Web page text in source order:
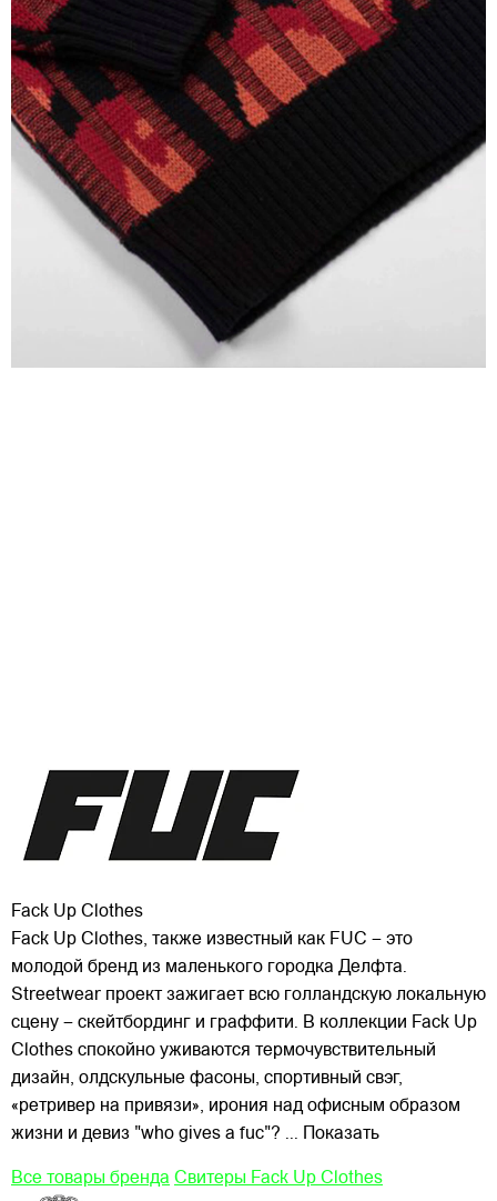
Fack Up Clothes
Fack Up Clothes, также известный как FUC – это
молодой бренд из маленького городка Делфта.
Streetwear проект зажигает всю голландскую локальную
сцену – скейтбординг и граффити. В коллекции Fack Up
Clothes спокойно уживаются термочувствительный
дизайн, олдскульные фасоны, спортивный свэг,
«ретривер на привязи», ирония над офисным образом
жизни и девиз "who gives a fuc"? ... Показать
Все товары бренда Свитеры Fack Up Clothes